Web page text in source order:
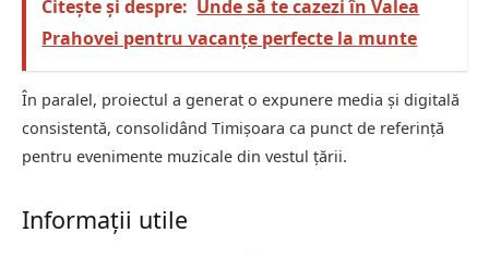
Citește și despre: Unde să te cazezi în Valea
Prahovei pentru vacanțe perfecte la munte
În paralel, proiectul a generat o expunere media și digitală
consistentă, consolidând Timișoara ca punct de referință
pentru evenimente muzicale din vestul țării.
Informații utile